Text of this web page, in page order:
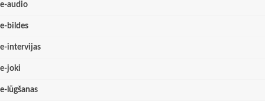
e-audio
e-bildes
e-intervijas
e-joki
e-lūgšanas